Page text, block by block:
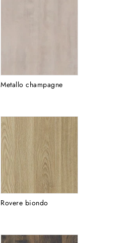
Metallo champagne
Rovere biondo